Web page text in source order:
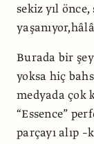
sekiz yıl
Burada bir
yoksa hiç
medyada çok
“Essence”
parçayı alıp